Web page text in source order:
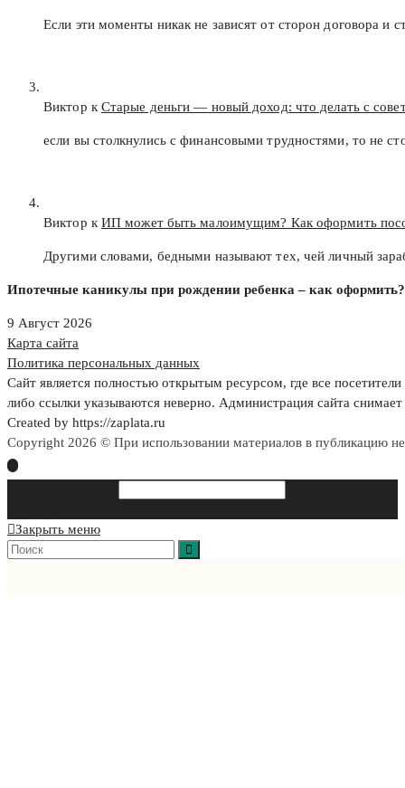
Если эти моменты никак не зависят от сторон договора и
Виктор кСтарые деньги — новый доход: что делать с
если вы столкнулись с финансовыми трудностями, то не
Виктор кИП может быть малоимущим? Как оформить
Другими словами, бедными называют тех, чей личный
Ипотечные каникулы при рождении ребенка – как оформить?
9 Август 2026
Карта сайта
Политика персональных данных
Сайт является полностью открытым ресурсом, где все
либо ссылки указываются неверно. Администрация сайта
Created by https://zaplata.ru
Copyright 2026 © При использовании материалов в публикацию
Закрыть меню